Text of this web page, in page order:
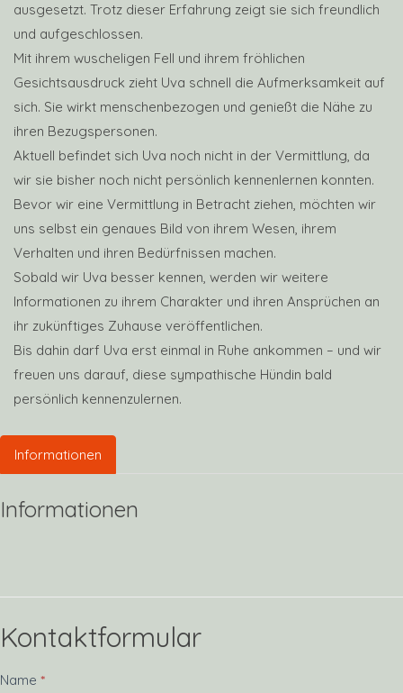
ausgesetzt. Trotz dieser Erfahrung zeigt sie sich freundlich
und aufgeschlossen.
Mit ihrem wuscheligen Fell und ihrem fröhlichen
Gesichtsausdruck zieht Uva schnell die Aufmerksamkeit auf
sich. Sie wirkt menschenbezogen und genießt die Nähe zu
ihren Bezugspersonen.
Aktuell befindet sich Uva noch nicht in der Vermittlung, da
wir sie bisher noch nicht persönlich kennenlernen konnten.
Bevor wir eine Vermittlung in Betracht ziehen, möchten wir
uns selbst ein genaues Bild von ihrem Wesen, ihrem
Verhalten und ihren Bedürfnissen machen.
Sobald wir Uva besser kennen, werden wir weitere
Informationen zu ihrem Charakter und ihren Ansprüchen an
ihr zukünftiges Zuhause veröffentlichen.
Bis dahin darf Uva erst einmal in Ruhe ankommen – und wir
freuen uns darauf, diese sympathische Hündin bald
persönlich kennenzulernen.
Informationen
Informationen
Kontaktformular
Kontakt
Name *